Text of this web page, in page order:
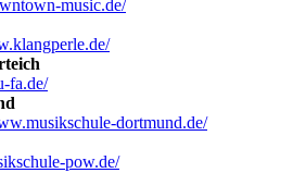
music.de/
fa.de/
dortmund.de/
pow.de/